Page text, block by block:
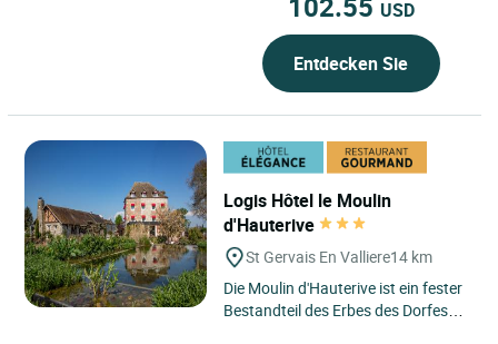
USD
Entdecken Sie
Logis Hôtel le Moulin
d'Hauterive
St Gervais En Valliere14 km
Die Moulin d'Hauterive ist ein fester
Bestandteil des Erbes des Dorfes